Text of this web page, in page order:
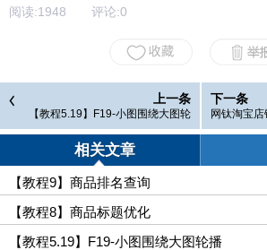
阅读:1948 评论:0
上一条
【教程5.19】F19-小图围绕大图轮
下一条
网钛淘宝
相关文章
【教程9】商品排名查询
【教程8】商品标题优化
【教程5.19】F19-小图围绕大图轮播